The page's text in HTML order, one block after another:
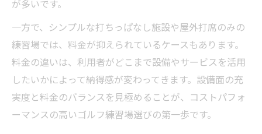
が多いです。
一方で、シンプルな打ちっぱなし施設や屋外打席のみの
練習場では、料金が抑えられているケースもあります。
料金の違いは、利用者がどこまで設備やサービスを活用
したいかによって納得感が変わってきます。設備面の充
実度と料金のバランスを見極めることが、コストパフォ
ーマンスの高いゴルフ練習場選びの第一歩です。